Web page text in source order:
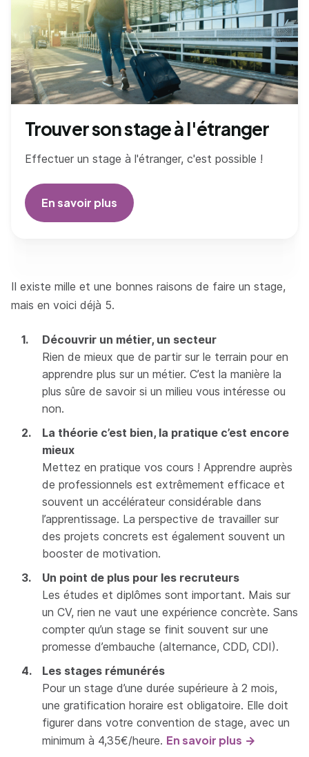
Trouver son stage à l'étranger
Effectuer un stage à l'étranger, c'est possible !
En savoir plus
Il existe mille et une bonnes raisons de faire un stage,
mais en voici déjà 5.
Découvrir un métier, un secteur
Rien de mieux que de partir sur le terrain pour en
apprendre plus sur un métier. C’est la manière la
plus sûre de savoir si un milieu vous intéresse ou
non.
La théorie c’est bien, la pratique c’est encore
mieux
Mettez en pratique vos cours ! Apprendre auprès
de professionnels est extrêmement efficace et
souvent un accélérateur considérable dans
l’apprentissage. La perspective de travailler sur
des projets concrets est également souvent un
booster de motivation.
Un point de plus pour les recruteurs
Les études et diplômes sont important. Mais sur
un CV, rien ne vaut une expérience concrète. Sans
compter qu’un stage se finit souvent sur une
promesse d’embauche (alternance, CDD, CDI).
Les stages rémunérés
Pour un stage d’une durée supérieure à 2 mois,
une gratification horaire est obligatoire. Elle doit
figurer dans votre convention de stage, avec un
minimum à 4,35€/heure. En savoir plus